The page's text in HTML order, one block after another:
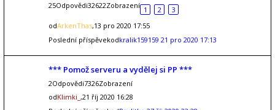
25Odpovědi32622Zobrazení 1 2
3
odArkenThas,13 pro 2020 17:55
Poslední příspěvekodkralik159159 21 pro 2020 17:13
*** Pomož serveru a vydělej si PP ***
2Odpovědi7326Zobrazení
odKlimki_ ,21 říj 2020 16:28